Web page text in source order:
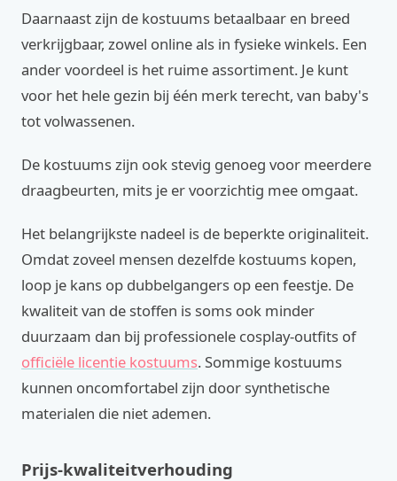
Daarnaast zijn de kostuums betaalbaar en breed
verkrijgbaar, zowel online als in fysieke winkels. Een
ander voordeel is het ruime assortiment. Je kunt
voor het hele gezin bij één merk terecht, van baby's
tot volwassenen.
De kostuums zijn ook stevig genoeg voor meerdere
draagbeurten, mits je er voorzichtig mee omgaat.
Het belangrijkste nadeel is de beperkte originaliteit.
Omdat zoveel mensen dezelfde kostuums kopen,
loop je kans op dubbelgangers op een feestje. De
kwaliteit van de stoffen is soms ook minder
duurzaam dan bij professionele cosplay-outfits of
officiële licentie kostuums. Sommige kostuums
kunnen oncomfortabel zijn door synthetische
materialen die niet ademen.
Prijs-kwaliteitverhouding